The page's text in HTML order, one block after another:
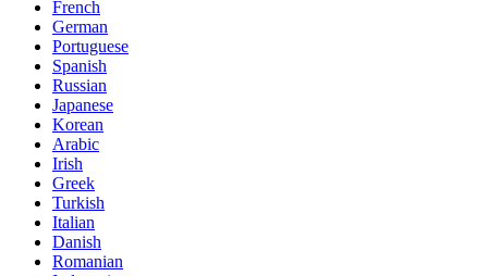
French
German
Portuguese
Spanish
Russian
Japanese
Korean
Arabic
Irish
Greek
Turkish
Italian
Danish
Romanian